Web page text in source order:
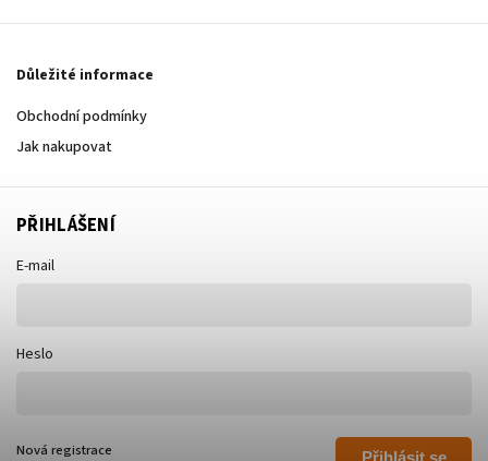
Důležité informace
Obchodní podmínky
Jak nakupovat
PŘIHLÁŠENÍ
E-mail
Heslo
Nová registrace